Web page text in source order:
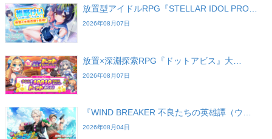
放置型アイドルRPG『STELLAR IDOL PRO…
2026年08月07日
放置×深淵探索RPG『ドットアビス』大…
2026年08月07日
『WIND BREAKER 不良たちの英雄譚（ウ…
2026年08月04日